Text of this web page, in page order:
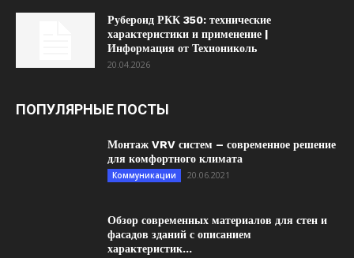
Рубероид РКК 350: технические
характеристики и применение |
Информация от Технониколь
20.04.2026
ПОПУЛЯРНЫЕ ПОСТЫ
Монтаж VRV систем – современное решение
для комфортного климата
Коммуникации 20.06.2021
Обзор современных материалов для стен и
фасадов зданий с описанием
характеристик...